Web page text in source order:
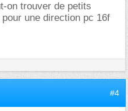
on trouver de petits
une direction pc 16f
#4